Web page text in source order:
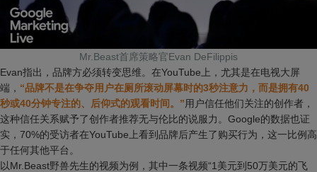
Mr.Beast首席策略官Evan DeFilippis
Evan指出，品牌方必须转变思维。在YouTube上，尤其是在电视大屏
端， “品牌不是在争夺用户在厕所滚动屏幕时的3秒注意力，而是拥有40
秒或40分钟专注的、后仰式的观看时间。”用户信任他们关注的创作者，
这种信任关系赋予了创作者推荐无与伦比的说服力。Google的数据也证
实，70%的受访者在YouTube上看到品牌后产生了购买行为，这一比例高
于任何其他平台。
以Mr.Beast野兽先生的视频为例，其中一条视频“1美元到50万美元的飞